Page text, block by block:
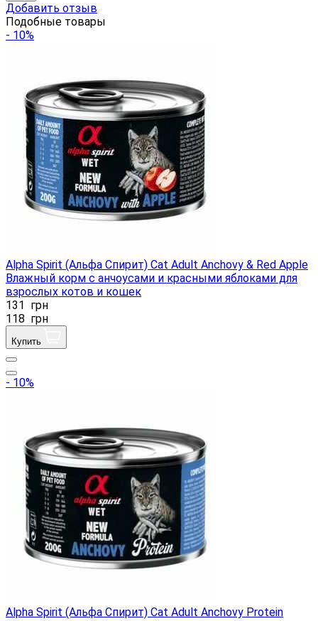
Добавить отзыв
Подобные товары
- 10%
Alpha Spirit (Альфа Спирит) Cat Adult Anchovy & Red Apple
Влажный корм с анчоусами и красными яблоками для
взрослых котов и кошек
131 грн
118 грн
Купить
- 10%
Alpha Spirit (Альфа Спирит) Cat Adult Anchovy Protein